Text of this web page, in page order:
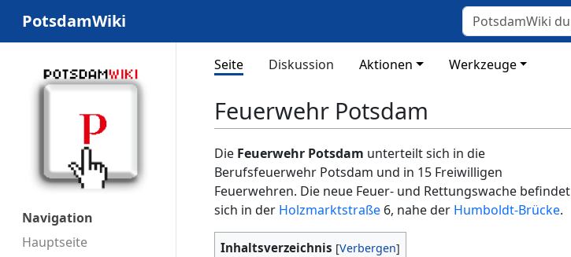
PotsdamWiki
Navigation
Hauptseite
Seite Diskussion Aktionen Werkzeuge
Feuerwehr Potsdam
Die Feuerwehr Potsdam unterteilt sich in die
Berufsfeuerwehr Potsdam und in 15 Freiwilligen
Feuerwehren. Die neue Feuer- und Rettungswache befindet
sich in der Holzmarktstraße 6, nahe der Humboldt-Brücke.
Inhaltsverzeichnis